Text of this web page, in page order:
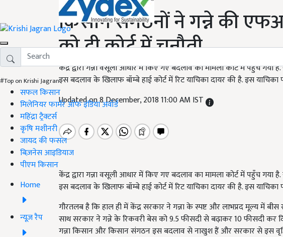
#Top on Krishi Jagran
सफल किसान
मिलेनियर फार्मर ऑफ इंडिया अवॉर्ड
महिंद्रा ट्रैक्टर्स
कृषि मशीनरी
जायद की फसल
बिज़नेस आइडियाज
पीएम किसान
Home
न्यूज़ रैप
किसान संगठनों ने गन्ने की
को दी कोर्ट में चुनौती
केंद्र द्वारा गन्ना वसूली आधार में किए गए बदलाव का मामला कोर्ट में पहुँच
इस बदलाव के खिलाफ बॉम्बे हाई कोर्ट में रिट याचिका दायर की है. इस
Updated on 8 December, 2018 11:00 AM IST
केंद्र द्वारा गन्ना वसूली आधार में किए गए बदलाव का मामला कोर्ट में पहुँच
इस बदलाव के खिलाफ बॉम्बे हाई कोर्ट में रिट याचिका दायर की है. इस
गौरतलब है कि हाल ही में केंद्र सरकार ने गन्ना के स्पष्ट और लाभप्रद मूल्य में बीस
साथ सरकार ने गन्ने के रिकवरी बेस को 9.5 फीसदी से बढ़ाकर 10 फीसदी कर
गन्ना किसान और किसान संगठन इस बदलाव से नाखुश हैं और सरकार से इस